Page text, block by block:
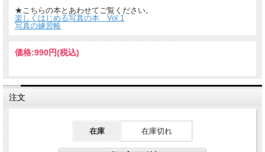
★こちらの本とあわせてご覧ください。
楽しくはじめる写真の本 Vol.1
写真の練習帳
価格:990円(税込)
注文
在庫 在庫切れ